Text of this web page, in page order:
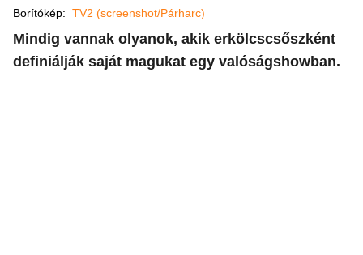
Borítókép: TV2 (screenshot/Párharc)
Mindig vannak olyanok, akik erkölcscsőszként
definiálják saját magukat egy valóságshowban.